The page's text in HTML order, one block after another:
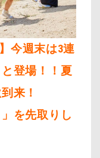
今週末は3連
登場！！夏
来！
を先取りし